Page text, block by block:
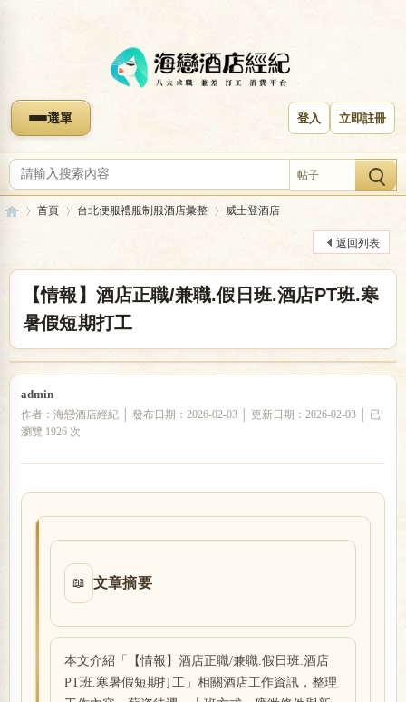
選單 登入 立即註冊
帖子
首頁
›
台北便服禮服制服酒店彙整
›
威士登酒店
返回列表
【情報】酒店正職/兼職.假日班.酒店PT班.寒
暑假短期打工
admin
作者：海戀酒店經紀 │ 發布日期：2026-02-03 │ 更新日期：2026-02-03 │ 已
瀏覽 1926 次
📖 文章摘要
本文介紹「【情報】酒店正職/兼職.假日班.酒店
PT班.寒暑假短期打工」相關酒店工作資訊，整理